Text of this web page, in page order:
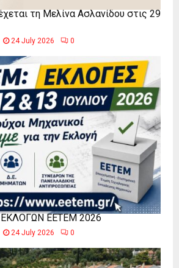
τη Μελίνα Ασλανίδου στις 29
24 July 2026 0
ΕΕΤΕΜ 2026
24 July 2026 0